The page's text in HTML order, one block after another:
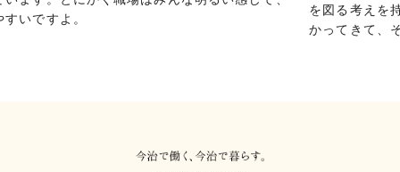
いですよ。
を図る考えを
かってきて、